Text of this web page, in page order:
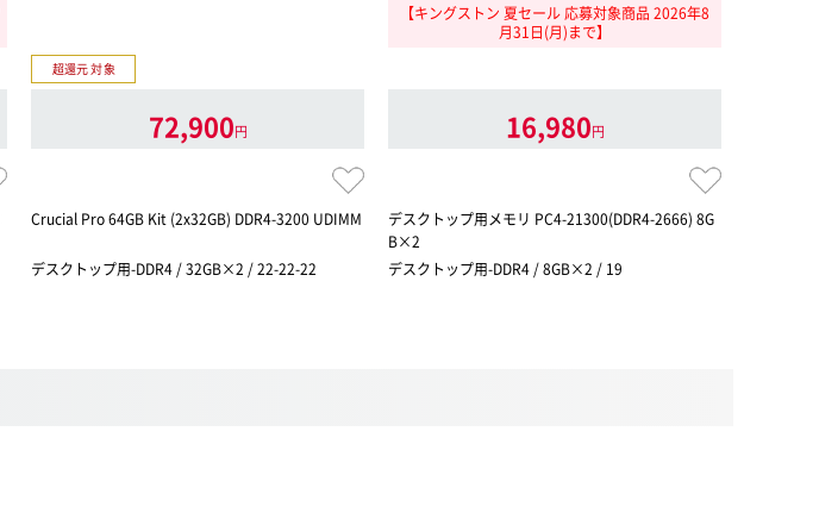
超還元 対象
72,900円
Crucial Pro 64GB Kit (2x32GB) DDR4-3200 UDIMM
デスクトップ用-DDR4 / 32GB×2 / 22-22-22
【キングストン 夏セール 応募対象商品 2026年8
月31日(月)まで】
16,980円
デスクトップ用メモリ PC4-21300(DDR4-2666) 8G
B×2
デスクトップ用-DDR4 / 8GB×2 / 19